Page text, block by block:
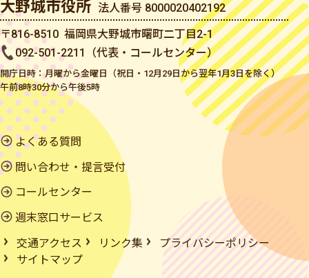
大野城市役所 法人番号 8000020402192
〒816-8510 福岡県大野城市曙町二丁目2-1
092-501-2211（代表・コールセンター）
開庁日時：月曜から金曜日（祝日・12月29日から翌年1月3日を除く）
午前8時30分から午後5時
よくある質問
問い合わせ・提言受付
コールセンター
週末窓口サービス
交通アクセス
リンク集
プライバシーポリシー
サイトマップ